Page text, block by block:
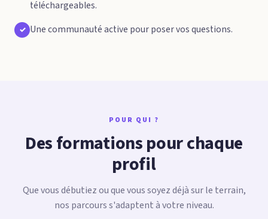
téléchargeables.
✓ Une communauté active pour poser vos questions.
POUR QUI ?
Des formations pour chaque
profil
Que vous débutiez ou que vous soyez déjà sur le terrain,
nos parcours s'adaptent à votre niveau.